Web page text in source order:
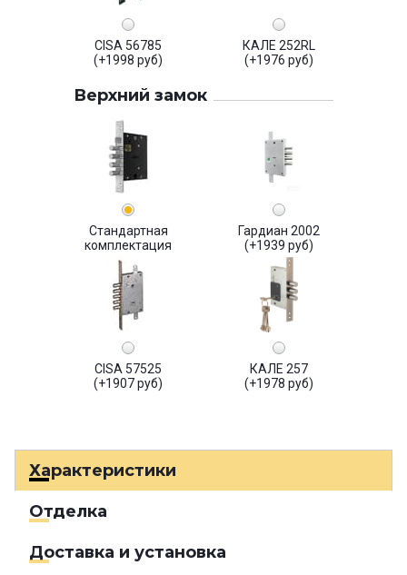
CISA 56785
(+1998 руб)
КАЛЕ 252RL
(+1976 руб)
Верхний замок
Стандартная
комплектация
Гардиан 2002
(+1939 руб)
CISA 57525
(+1907 руб)
КАЛЕ 257
(+1978 руб)
Характеристики
Отделка
Доставка и установка